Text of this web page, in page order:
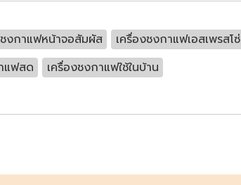
ชงกาแฟหน้าจอสัมผัส เครื่องชงกาแฟเอสเพรสโซ่
แฟสด เครื่องชงกาแฟใช้ในบ้าน